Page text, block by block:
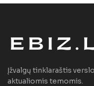
Įžvalgų tinklaraštis
aktualiomis temomis.